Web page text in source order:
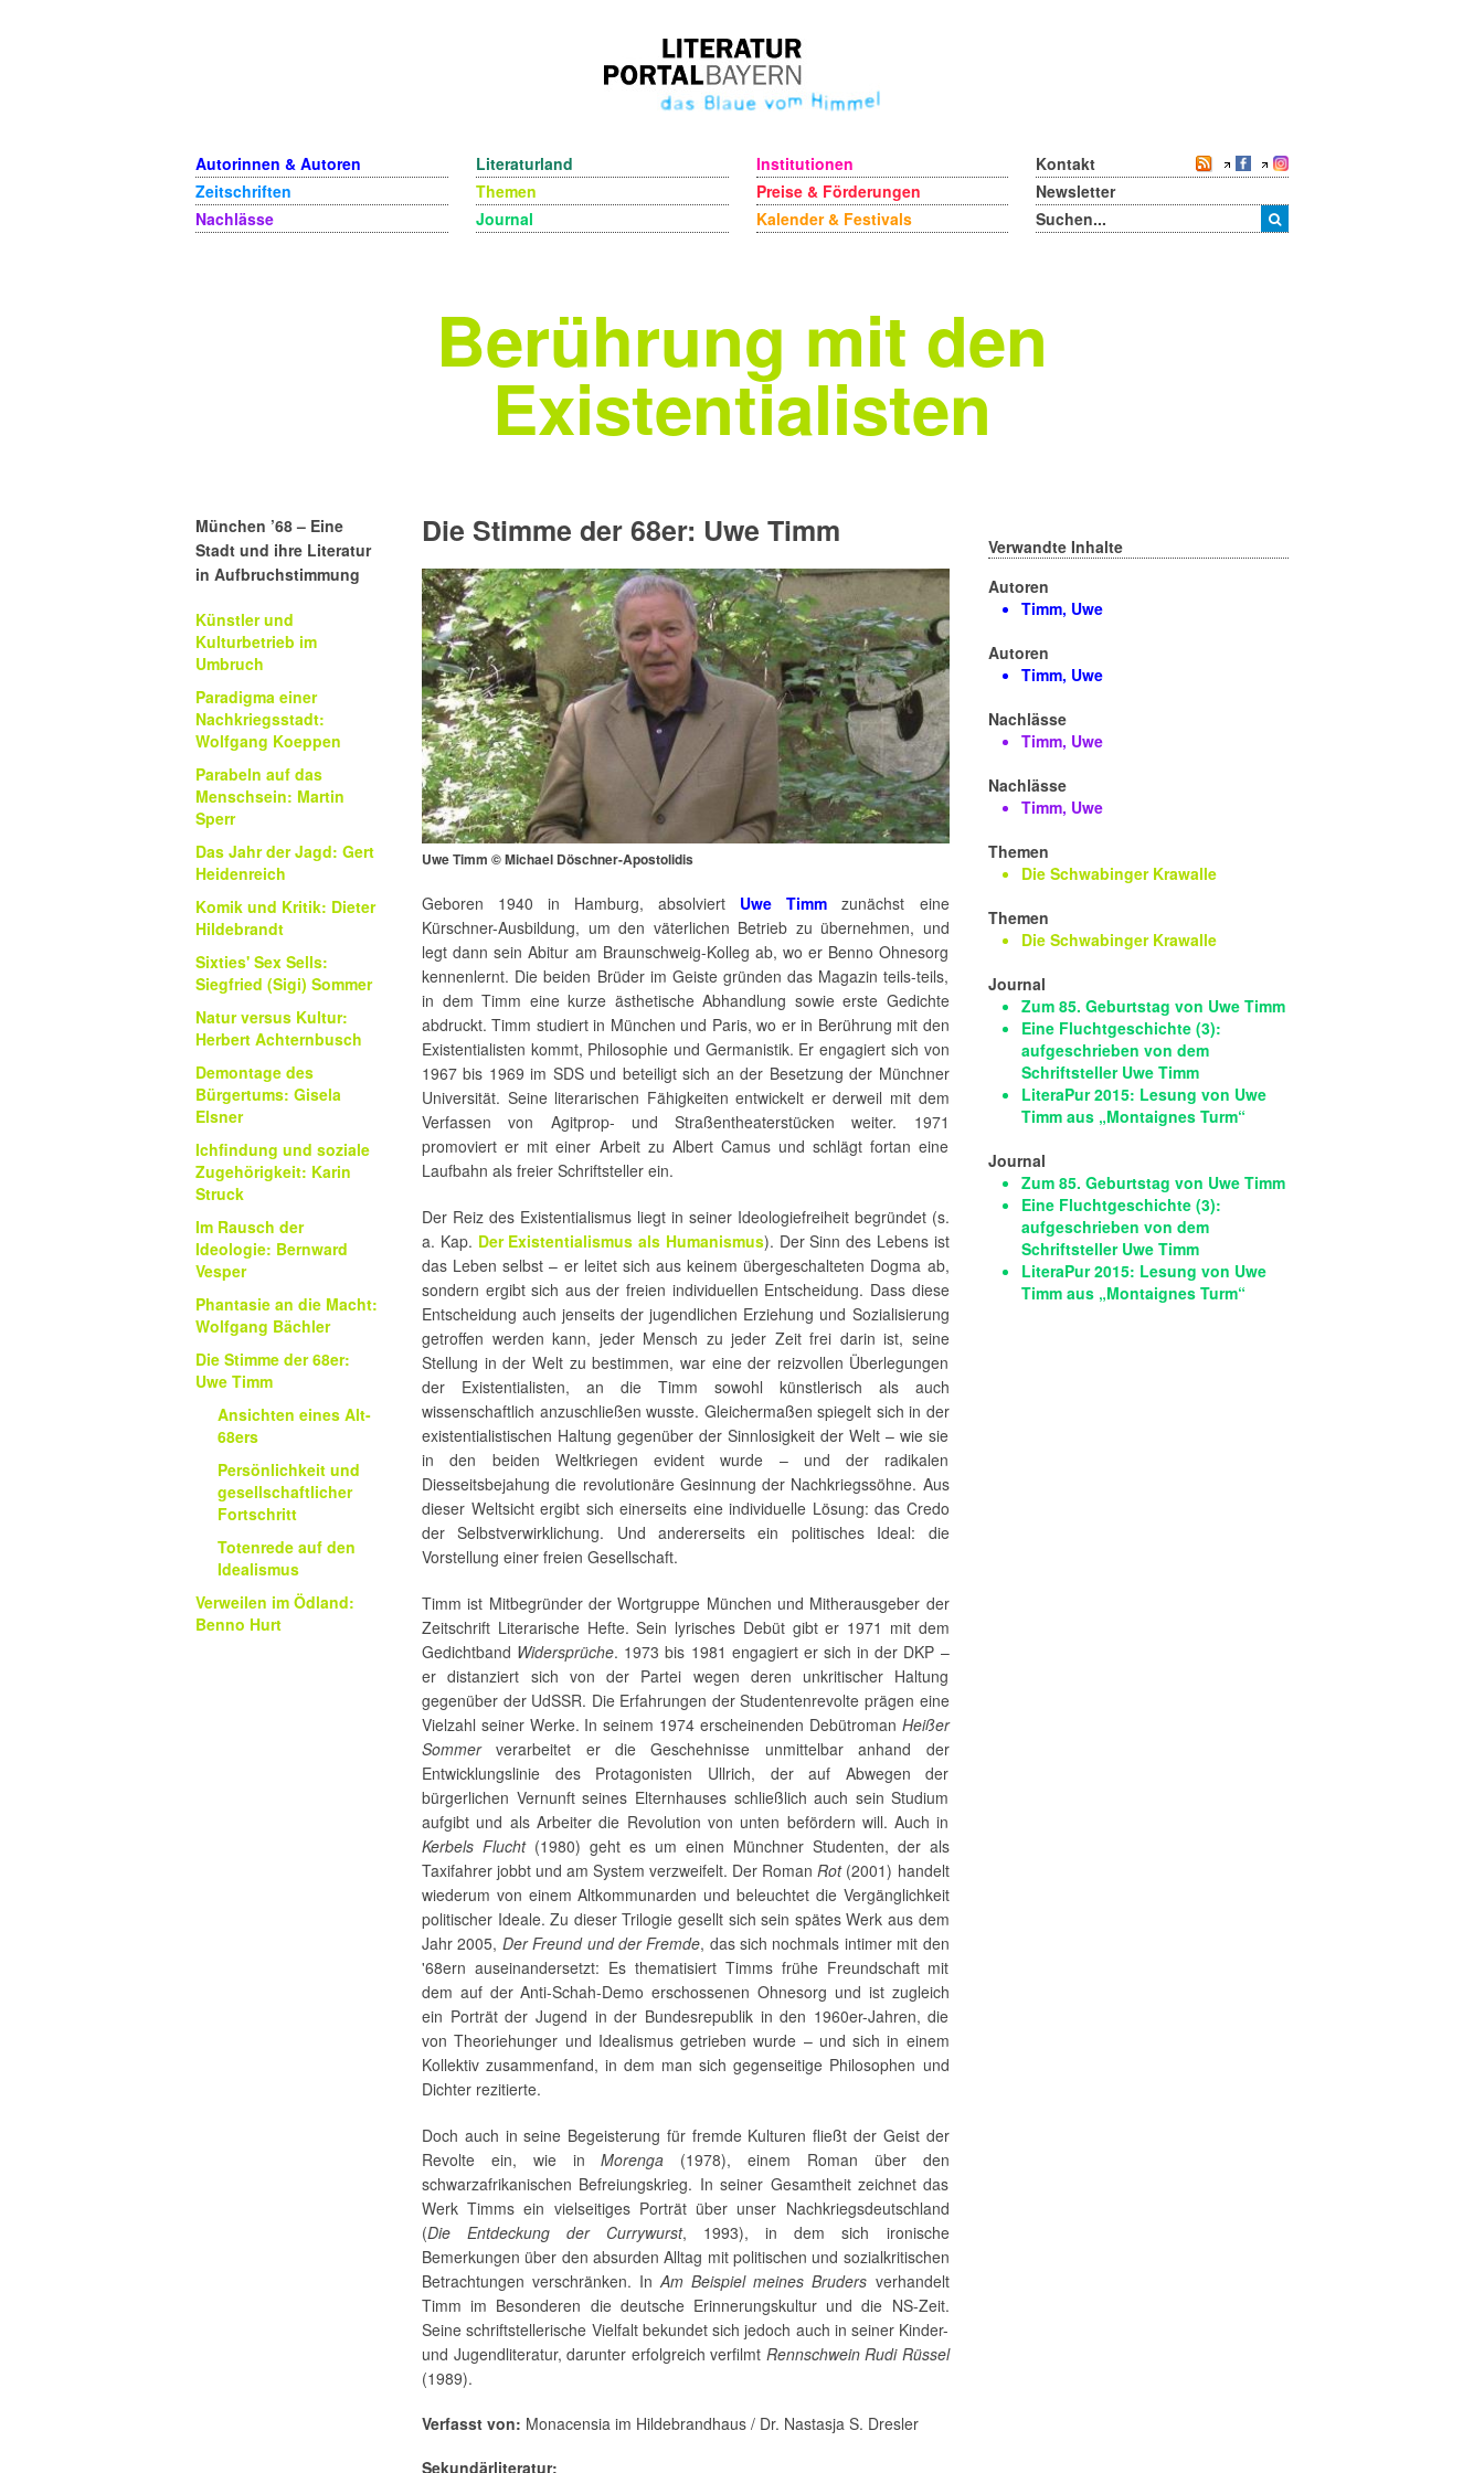
Autorinnen & Autoren
Zeitschriften
Nachlässe
Literaturland
Themen
Journal
Institutionen
Preise & Förderungen
Kalender & Festivals
Kontakt
Newsletter
Berührung mit den
Existentialisten
München ’68 – Eine
Stadt und ihre Literatur
in Aufbruchstimmung
Künstler und
Kulturbetrieb im
Umbruch
Paradigma einer
Nachkriegsstadt:
Wolfgang Koeppen
Parabeln auf das
Menschsein: Martin
Sperr
Das Jahr der Jagd: Gert
Heidenreich
Komik und Kritik: Dieter
Hildebrandt
Sixties' Sex Sells:
Siegfried (Sigi) Sommer
Natur versus Kultur:
Herbert Achternbusch
Demontage des
Bürgertums: Gisela
Elsner
Ichfindung und soziale
Zugehörigkeit: Karin
Struck
Im Rausch der
Ideologie: Bernward
Vesper
Phantasie an die Macht:
Wolfgang Bächler
Die Stimme der 68er:
Uwe Timm
Ansichten eines Alt-
68ers
Persönlichkeit und
gesellschaftlicher
Fortschritt
Totenrede auf den
Idealismus
Verweilen im Ödland:
Benno Hurt
Die Stimme der 68er: Uwe Timm
Uwe Timm © Michael Döschner-Apostolidis
Geboren 1940 in Hamburg, absolviert Uwe Timm zunächst eine
Kürschner-Ausbildung, um den väterlichen Betrieb zu übernehmen, und
legt dann sein Abitur am Braunschweig-Kolleg ab, wo er Benno Ohnesorg
kennenlernt. Die beiden Brüder im Geiste gründen das Magazin teils-teils,
in dem Timm eine kurze ästhetische Abhandlung sowie erste Gedichte
abdruckt. Timm studiert in München und Paris, wo er in Berührung mit den
Existentialisten kommt, Philosophie und Germanistik. Er engagiert sich von
1967 bis 1969 im SDS und beteiligt sich an der Besetzung der Münchner
Universität. Seine literarischen Fähigkeiten entwickelt er derweil mit dem
Verfassen von Agitprop- und Straßentheaterstücken weiter. 1971
promoviert er mit einer Arbeit zu Albert Camus und schlägt fortan eine
Laufbahn als freier Schriftsteller ein.
Der Reiz des Existentialismus liegt in seiner Ideologiefreiheit begründet (s.
a. Kap. Der Existentialismus als Humanismus). Der Sinn des Lebens ist
das Leben selbst – er leitet sich aus keinem übergeschalteten Dogma ab,
sondern ergibt sich aus der freien individuellen Entscheidung. Dass diese
Entscheidung auch jenseits der jugendlichen Erziehung und Sozialisierung
getroffen werden kann, jeder Mensch zu jeder Zeit frei darin ist, seine
Stellung in der Welt zu bestimmen, war eine der reizvollen Überlegungen
der Existentialisten, an die Timm sowohl künstlerisch als auch
wissenschaftlich anzuschließen wusste. Gleichermaßen spiegelt sich in der
existentialistischen Haltung gegenüber der Sinnlosigkeit der Welt – wie sie
in den beiden Weltkriegen evident wurde – und der radikalen
Diesseitsbejahung die revolutionäre Gesinnung der Nachkriegssöhne. Aus
dieser Weltsicht ergibt sich einerseits eine individuelle Lösung: das Credo
der Selbstverwirklichung. Und andererseits ein politisches Ideal: die
Vorstellung einer freien Gesellschaft.
Timm ist Mitbegründer der Wortgruppe München und Mitherausgeber der
Zeitschrift Literarische Hefte. Sein lyrisches Debüt gibt er 1971 mit dem
Gedichtband Widersprüche. 1973 bis 1981 engagiert er sich in der DKP –
er distanziert sich von der Partei wegen deren unkritischer Haltung
gegenüber der UdSSR. Die Erfahrungen der Studentenrevolte prägen eine
Vielzahl seiner Werke. In seinem 1974 erscheinenden Debütroman Heißer
Sommerverarbeitet er die Geschehnisse unmittelbar anhand der
Entwicklungslinie des Protagonisten Ullrich, der auf Abwegen der
bürgerlichen Vernunft seines Elternhauses schließlich auch sein Studium
aufgibt und als Arbeiter die Revolution von unten befördern will. Auch in
Kerbels Flucht(1980) geht es um einen Münchner Studenten, der als
Taxifahrer jobbt und am System verzweifelt. Der Roman Rot(2001) handelt
wiederum von einem Altkommunarden und beleuchtet die Vergänglichkeit
politischer Ideale. Zu dieser Trilogie gesellt sich sein spätes Werk aus dem
Jahr 2005, Der Freund und der Fremde, das sich nochmals intimer mit den
'68ern auseinandersetzt: Es thematisiert Timms frühe Freundschaft mit
dem auf der Anti-Schah-Demo erschossenen Ohnesorg und ist zugleich
ein Porträt der Jugend in der Bundesrepublik in den 1960er-Jahren, die
von Theoriehunger und Idealismus getrieben wurde – und sich in einem
Kollektiv zusammenfand, in dem man sich gegenseitige Philosophen und
Dichter rezitierte.
Doch auch in seine Begeisterung für fremde Kulturen fließt der Geist der
Revolte ein, wie inMorenga (1978), einem Roman über den
schwarzafrikanischen Befreiungskrieg. In seiner Gesamtheit zeichnet das
Werk Timms ein vielseitiges Porträt über unser Nachkriegsdeutschland
(Die Entdeckung der Currywurst, 1993), in dem sich ironische
Bemerkungen über den absurden Alltag mit politischen und sozialkritischen
Betrachtungen verschränken. InAm Beispiel meines Bruders verhandelt
Timm im Besonderen die deutsche Erinnerungskultur und die NS-Zeit.
Seine schriftstellerische Vielfalt bekundet sich jedoch auch in seiner Kinder-
und Jugendliteratur, darunter erfolgreich verfilmt Rennschwein Rudi Rüssel
(1989).
Verfasst von: Monacensia im Hildebrandhaus / Dr. Nastasja S. Dresler
Sekundärliteratur:
Verwandte Inhalte
Autoren
Timm, Uwe
Autoren
Timm, Uwe
Nachlässe
Timm, Uwe
Nachlässe
Timm, Uwe
Themen
Die Schwabinger Krawalle
Themen
Die Schwabinger Krawalle
Journal
Zum 85. Geburtstag von Uwe Timm
Eine Fluchtgeschichte (3):
aufgeschrieben von dem
Schriftsteller Uwe Timm
LiteraPur 2015: Lesung von Uwe
Timm aus „Montaignes Turm“
Journal
Zum 85. Geburtstag von Uwe Timm
Eine Fluchtgeschichte (3):
aufgeschrieben von dem
Schriftsteller Uwe Timm
LiteraPur 2015: Lesung von Uwe
Timm aus „Montaignes Turm“